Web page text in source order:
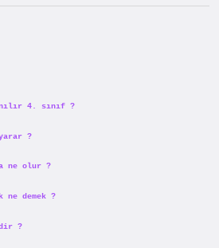
4. sınıf ?
?
ne olur ?
demek ?
?